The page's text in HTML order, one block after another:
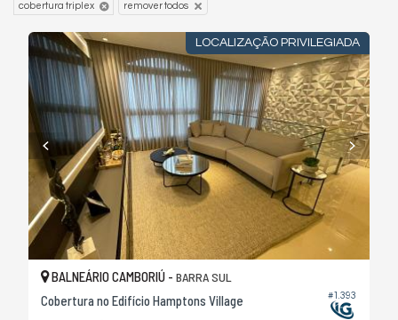
cobertura triplex remover todos
LOCALIZAÇÃO PRIVILEGIADA
#1.393
BALNEÁRIO CAMBORIÚ - BARRA SUL
Cobertura no Edifício Hamptons Village